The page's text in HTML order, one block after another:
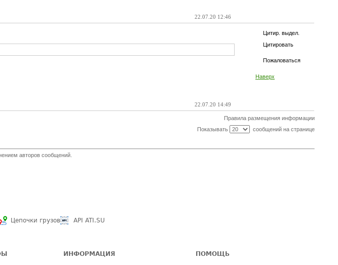
22.07.20 12:46
Цитир. выдел.
Цитировать
Пожаловаться
Наверх
22.07.20 14:49
Правила размещения информации
Показывать
сообщений на странице
авторов сообщений.
Цепочки грузов API ATI.SU
ИНФОРМАЦИЯ ПОМОЩЬ